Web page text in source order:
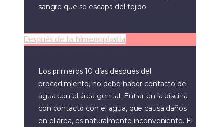
sangre que se escapa del tejido.
Después de la himenoplastia
Los primeros 10 días después del
procedimiento, no debe haber contacto de
agua con el área genital. Entrar en la piscina
con contacto con el agua, que causa daños
en el área, es naturalmente inconveniente. El